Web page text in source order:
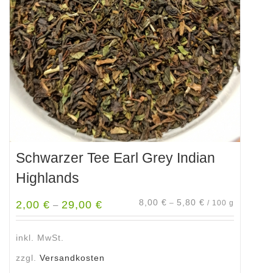
können
auf
der
Produktseite
gewählt
werden
Schwarzer Tee Earl Grey Indian
Highlands
2,00 € – 29,00 € 8,00 € – 5,80 € / 100 g
inkl. MwSt.
zzgl. Versandkosten